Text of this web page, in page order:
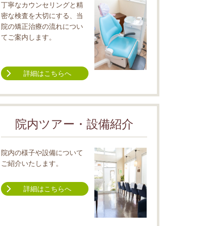
丁寧なカウンセリングと精
密な検査を大切にする、当
院の矯正治療の流れについ
てご案内します。
詳細はこちらへ
院内ツアー・設備紹介
院内の様子や設備について
ご紹介いたします。
詳細はこちらへ